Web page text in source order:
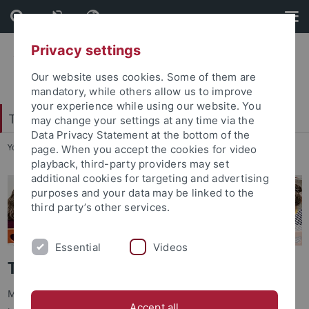
Skip
to
content
Skip
to
footer
Tübingen Center for Digital Education
You are here: Startseite ... Tools und Materialien
Tools und Materialien
Materialien sowie Unterrichts- und Fortbildungskonzepte, die
Privacy settings
Our website uses cookies. Some of them are
mandatory, while others allow us to improve
your experience while using our website. You
may change your settings at any time via the
Data Privacy Statement at the bottom of the
page. When you accept the cookies for video
playback, third-party providers may set
additional cookies for targeting and advertising
purposes and your data may be linked to the
third party’s other services.
Essential Videos